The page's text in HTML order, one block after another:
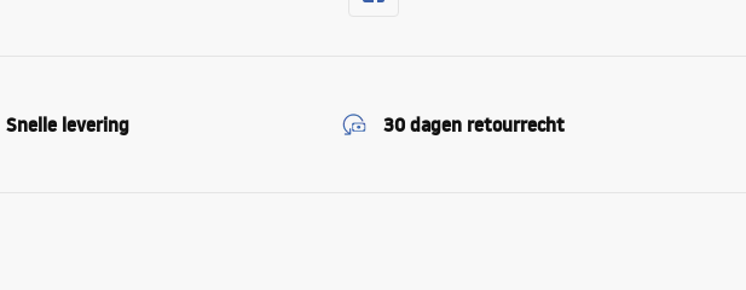
Snelle levering 30 dagen retourrecht